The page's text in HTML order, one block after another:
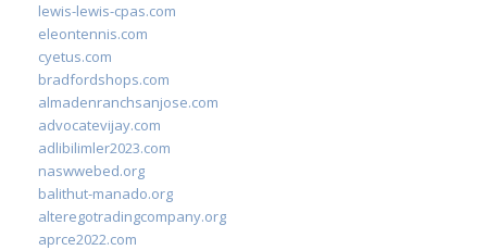
lewis-lewis-cpas.com
eleontennis.com
cyetus.com
bradfordshops.com
almadenranchsanjose.com
advocatevijay.com
adlibilimler2023.com
naswwebed.org
balithut-manado.org
alteregotradingcompany.org
aprce2022.com